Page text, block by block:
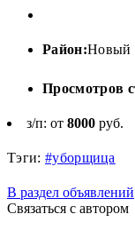
Район:Новый
Просмотров
з/п: от 8000 руб.
Тэги: #уборщица
В раздел объявлений
Связаться с автором